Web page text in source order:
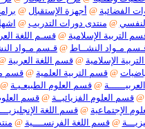
الفضائية @ أجهزة الإستقبال @
@ منتدى دورات التدريب @
التربية الإسلامية @قسـم اللغة
مـواد النشــاط @قـسم مـواد
الإسلامية @قسم اللغة العربية
@ قسم التربية العلمية @قسم
@ قسم العلوم الطبيعـيـة @
@ قسم العلوم الفزيائيــة @ قسم
الإجتماعية @ قسم اللغة
@قسم اللغة الفرنســــية @